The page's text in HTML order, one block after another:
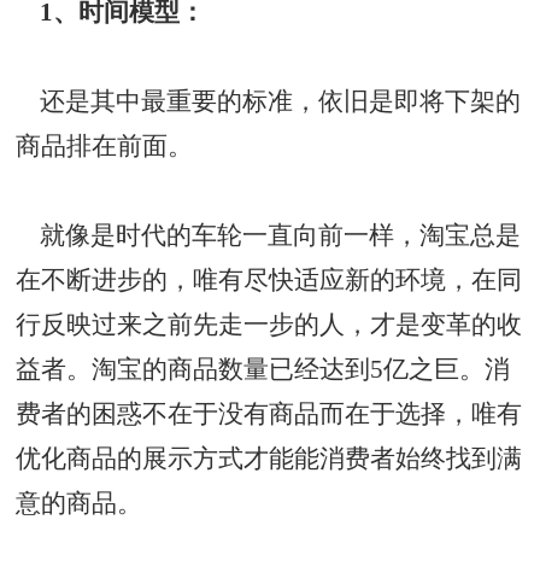
1、时间模型：
还是其中最重要的标准，依旧是即将下架的
商品排在前面。
就像是时代的车轮一直向前一样，淘宝总是
在不断进步的，唯有尽快适应新的环境，在同
行反映过来之前先走一步的人，才是变革的收
益者。淘宝的商品数量已经达到5亿之巨。消
费者的困惑不在于没有商品而在于选择，唯有
优化商品的展示方式才能能消费者始终找到满
意的商品。